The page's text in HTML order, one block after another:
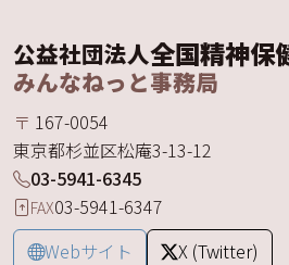
公益社団法人全国精神保
みんなねっと事務局
〒 167-0054
東京都杉並区松庵3-13-12
03-5941-6345
FAX03-5941-6347
Webサイト
X (Twitter)